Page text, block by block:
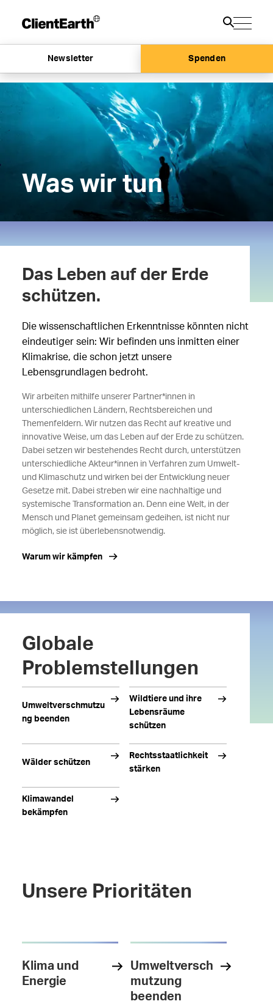
Newsletter Spenden
Was wir tun
Das Leben auf der Erde
schützen.
Die wissenschaftlichen Erkenntnisse könnten nicht
eindeutiger sein: Wir befinden uns inmitten einer
Klimakrise, die schon jetzt unsere
Lebensgrundlagen bedroht.
Wir arbeiten mithilfe unserer Partner*innen in
unterschiedlichen Ländern, Rechtsbereichen und
Themenfeldern. Wir nutzen das Recht auf kreative und
innovative Weise, um das Leben auf der Erde zu schützen.
Dabei setzen wir bestehendes Recht durch, unterstützen
unterschiedliche Akteur*innen in Verfahren zum Umwelt-
und Klimaschutz und wirken bei der Entwicklung neuer
Gesetze mit. Dabei streben wir eine nachhaltige und
systemische Transformation an. Denn eine Welt, in der
Mensch und Planet gemeinsam gedeihen, ist nicht nur
möglich, sie ist überlebensnotwendig.
Warum wir kämpfen
Globale
Problemstellungen
Umweltverschmutzu
ng beenden
Wildtiere und ihre
Lebensräume
schützen
Wälder schützen
Rechtsstaatlichkeit
stärken
Klimawandel
bekämpfen
Unsere Prioritäten
Klima und
Energie
Umweltversch
mutzung
beenden